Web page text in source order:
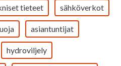
tieteet sähköverkot
asiantuntijat
hydroviljely